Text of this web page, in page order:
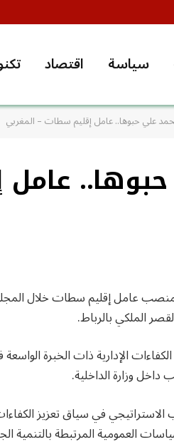
سياسة اقتصاد
علي حبوها.. عامل إقليم سطات – المغربي
عامل إقليم سطات خلال
الإدارية ذات الخبرة
وزارة الداخلية.
في سياق تعزيز
العمومية المرتبطة بالتنمية